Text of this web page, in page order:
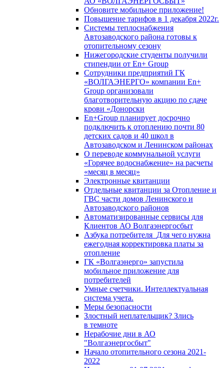
Обновите мобильное приложение!
Повышение тарифов в 1 декабря 2022г.
Системы теплоснабжения
Автозаводского района готовы к
отопительному сезону
Нижегородские студенты получили
стипендии от En+ Group
Сотрудники предприятий ГК
«ВОЛГАЭНЕРГО» компании En+
Group организовали
благотворительную акцию по сдаче
крови «Донорски
En+Group планирует досрочно
подключить к отоплению почти 80
детских садов и 40 школ в
Автозаводском и Ленинском районах
О переводе коммунальной услуги
«Горячее водоснабжение» на расчеты
«месяц в месяц»
Электронные квитанции
Отдельные квитанции за Отопление и
ГВС части домов Ленинского и
Автозаводского районов
Автоматизированные сервисы для
Клиентов АО Волгаэнергосбыт
Азбука потребителя_Для чего нужна
ежегодная корректировка платы за
отопление
ГК «Волгаэнерго» запустила
мобильное приложение для
потребителей
Умные счетчики. Интеллектуальная
система учета.
Меры безопасности
Злостный неплательщик? Злись
в темноте
Нерабочие дни в АО
"Волгаэнергосбыт"
Начало отопительного сезона 2021-
2022